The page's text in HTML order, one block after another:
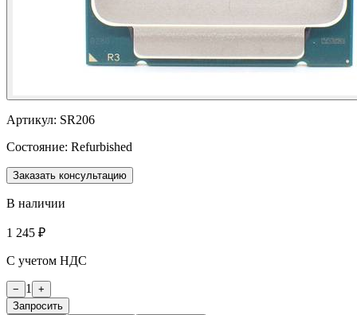
Артикул: SR206
Состояние: Refurbished
Заказать консультацию
В наличии
1 245 ₽
С учетом НДС
− 1
+
Запросить